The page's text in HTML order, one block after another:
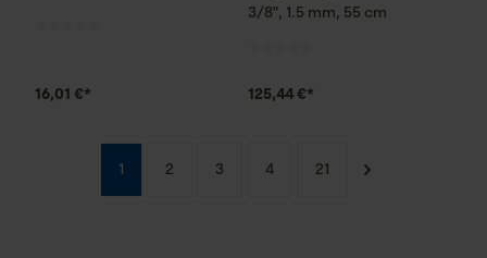
16,01 €*
3/8", 1.5 mm, 55 cm
125,44 €*
1 2 3 4 21